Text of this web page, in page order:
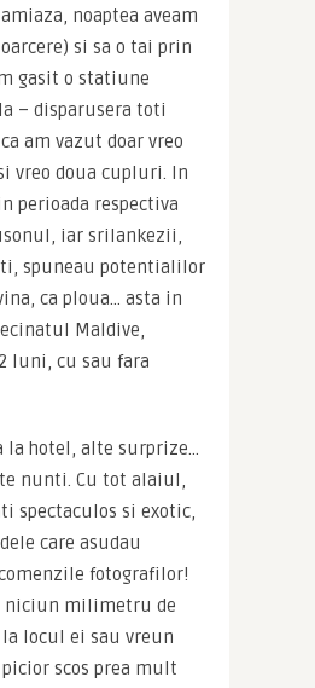
noaptea aveam
si sa o tai prin
gasit o statiune
– disparusera toti
am vazut doar vreo
vreo doua cupluri. In
perioada respectiva
iar srilankezii,
spuneau potentialilor
ca ploua… asta in
Maldive,
luni, cu sau fara
la hotel, alte surprize…
nunti. Cu tot alaiul,
spectaculos si exotic,
care asudau
fotografilor!
niciun milimetru de
locul ei sau vreun
scos prea mult